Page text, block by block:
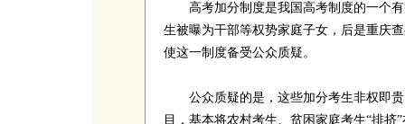
高考加分制度是我国高考制度的一个有
生被曝为干部等权势家庭子女，后是重庆
使这一制度备受公众质疑。
公众质疑的是，这些加分考生非权即贵
目，基本将农村考生、贫困家庭考生“排